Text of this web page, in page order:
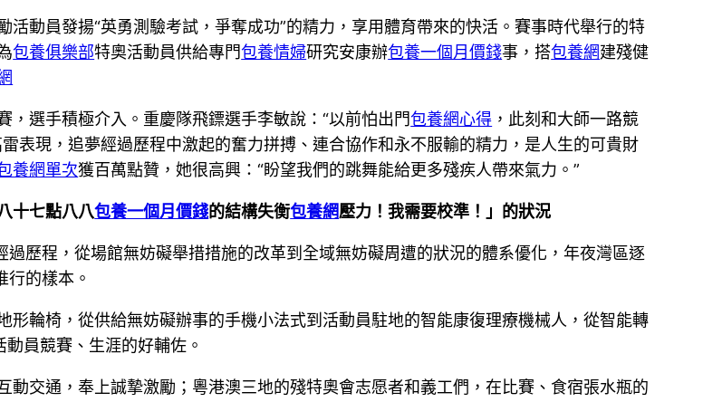
活動員發揚“英勇測驗考試，爭奪成功”的精力，享用體育帶來的快活。賽事時代舉行的特
包養俱樂部特奧活動員供給專門包養情婦研究安康辦包養一個月價錢事，搭包養網建殘健
選手積極介入。重慶隊飛鏢選手李敏說：“以前怕出門包養網心得 ，此刻和大師一路競
表現，追夢經過歷程中激起的奮力拼搏、連合協作和永不服輸的精力，是人生的可貴財
養網單次獲百萬點贊，她很高興：“盼望我們的跳舞能給更多殘疾人帶來氣力。”
十七點八八包養一個月價錢的結構失衡包養網壓力！我需要校準！」的狀況
歷程，從場館無妨礙舉措措施的改革到全域無妨礙周遭的狀況的體系優化，年夜灣區逐
行的樣本。
形輪椅，從供給無妨礙辦事的手機小法式到活動員駐地的智能康復理療機械人，從智能轉
員競賽、生涯的好輔佐。
交通，奉上誠摯激勵；粵港澳三地的殘特奧會志愿者和義工們，在比賽、食宿張水瓶的